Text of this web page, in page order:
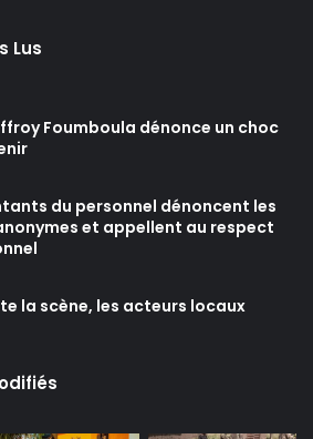
Lus
Foumboula dénonce un choc
du personnel dénoncent les
et appellent au respect
la scène, les acteurs locaux